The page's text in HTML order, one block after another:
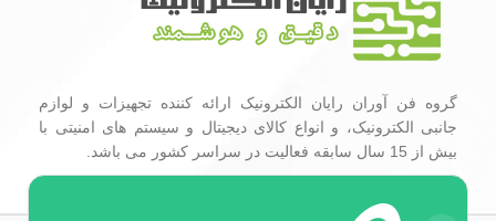
گروه فن آوران رایان الکترونیک ارائه کننده تجهیزات و لوازم
جانبی الکترونیک، و انواع کالای دیجیتال و سیستم های امنیتی با
بیش از 15 سال سابقه فعالیت در سراسر کشور می باشد.